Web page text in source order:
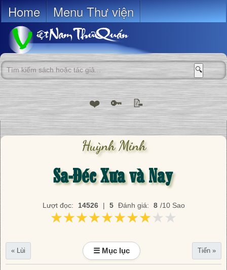
Home Menu Thư viện
🔍
❤️ 🔑 📝
Huỳnh Minh
Sa-Đéc Xưa và Nay
Lượt đọc: 14526 | 5 Đánh giá: 8 /10 Sao
★★★★★★★★★★
★★★★★★★★★★
« Lùi ☰ Mục lục Tiến »